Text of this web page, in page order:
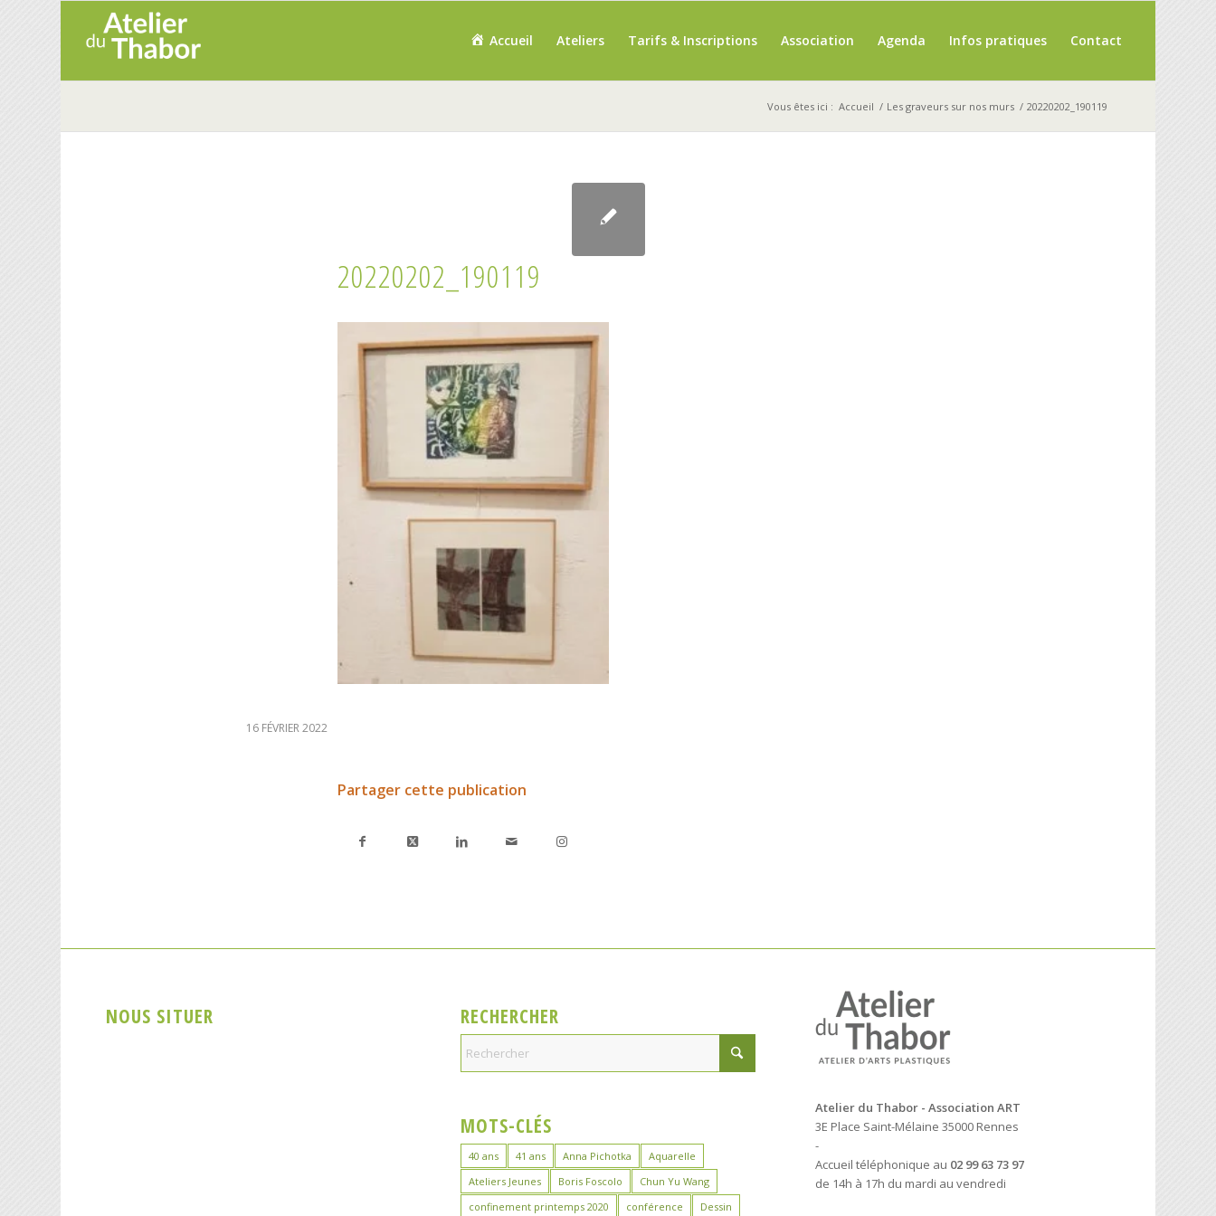
Accueil Ateliers Tarifs & Inscriptions Association Agenda Infos pratiques Contact
Vous êtes ici : Accueil / Les graveurs sur nos murs / 20220202_190119
20220202_190119
16 FÉVRIER 2022
Partager cette publication
NOUS SITUER RECHERCHER
MOTS-CLÉS
40 ans 41 ans Anna Pichotka
Aquarelle
Ateliers Jeunes
Boris Foscolo
Chun Yu Wang
confinement printemps 2020
conférence Dessin
Atelier du Thabor - Association ART
3E Place Saint-Mélaine 35000 Rennes
-
Accueil téléphonique au 02 99 63 73 97
de 14h à 17h du mardi au vendredi